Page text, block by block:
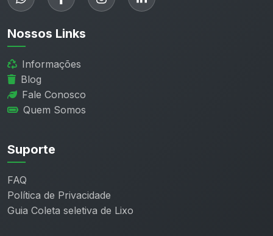
Nossos Links
Informações
Blog
Fale Conosco
Quem Somos
Suporte
FAQ
Política de Privacidade
Guia Coleta seletiva de Lixo